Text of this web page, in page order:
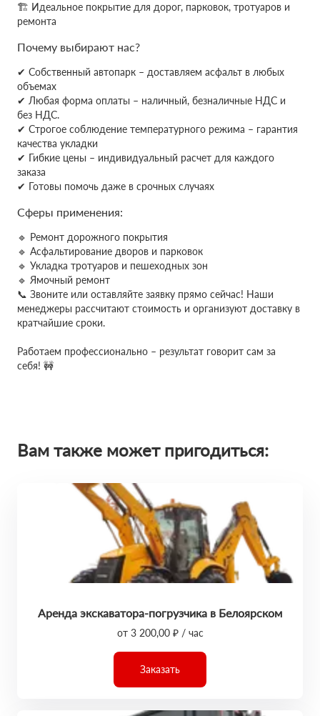
🏗 Идеальное покрытие для дорог, парковок, тротуаров и
ремонта
Почему выбирают нас?
✔ Собственный автопарк – доставляем асфальт в любых
объемах
✔ Любая форма оплаты – наличный, безналичные НДС и
без НДС.
✔ Строгое соблюдение температурного режима – гарантия
качества укладки
✔ Гибкие цены – индивидуальный расчет для каждого
заказа
✔ Готовы помочь даже в срочных случаях
Сферы применения:
🔹 Ремонт дорожного покрытия
🔹 Асфальтирование дворов и парковок
🔹 Укладка тротуаров и пешеходных зон
🔹 Ямочный ремонт
📞 Звоните или оставляйте заявку прямо сейчас! Наши
менеджеры рассчитают стоимость и организуют доставку в
кратчайшие сроки.
Работаем профессионально – результат говорит сам за
себя! 🚧
Вам также может пригодиться:
Аренда экскаватора-погрузчика в Белоярском
от 3 200,00 ₽ / час
Заказать